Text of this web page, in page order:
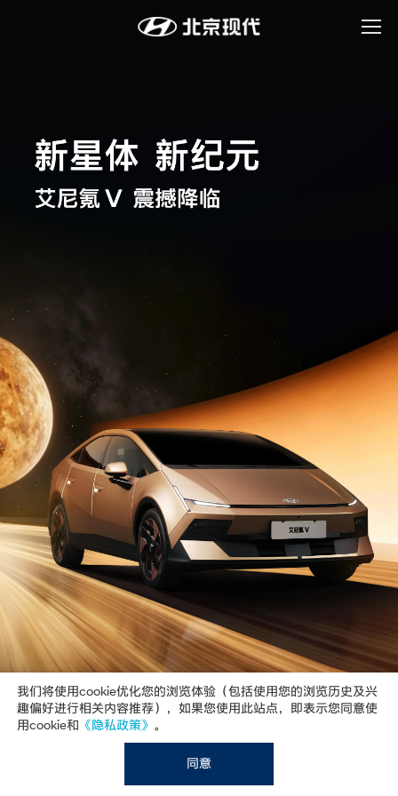
我们将使用cookie优化您的浏览体验（包括使用您的浏览历史及兴
趣偏好进行相关内容推荐），如果您使用此站点，即表示您同意使
用cookie和 《隐私政策》 。
同意